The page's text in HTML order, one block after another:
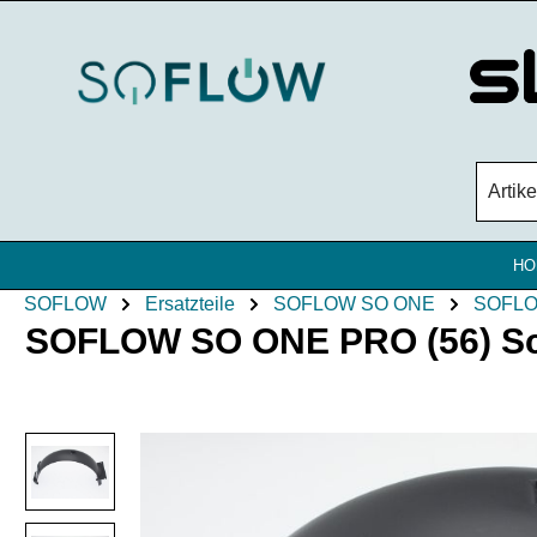
SOFLOW Ersatzteile SOFLOW SO ONE
SOFLOW SO ONE PRO (56)
Bildergalerie überspringen